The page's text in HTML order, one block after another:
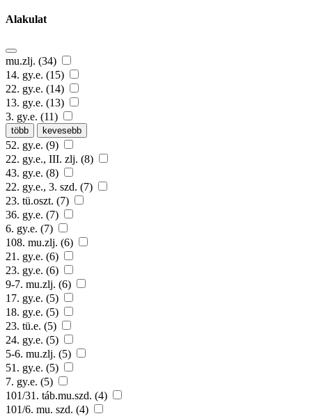
Alakulat
mu.zlj. (34)
14. gy.e. (15)
22. gy.e. (14)
13. gy.e. (13)
3. gy.e. (11)
több kevesebb
52. gy.e. (9)
22. gy.e., III. zlj. (8)
43. gy.e. (8)
22. gy.e., 3. szd. (7)
23. tü.oszt. (7)
36. gy.e. (7)
6. gy.e. (7)
108. mu.zlj. (6)
21. gy.e. (6)
23. gy.e. (6)
9-7. mu.zlj. (6)
17. gy.e. (5)
18. gy.e. (5)
23. tü.e. (5)
24. gy.e. (5)
5-6. mu.zlj. (5)
51. gy.e. (5)
7. gy.e. (5)
101/31. táb.mu.szd. (4)
101/6. mu. szd. (4)